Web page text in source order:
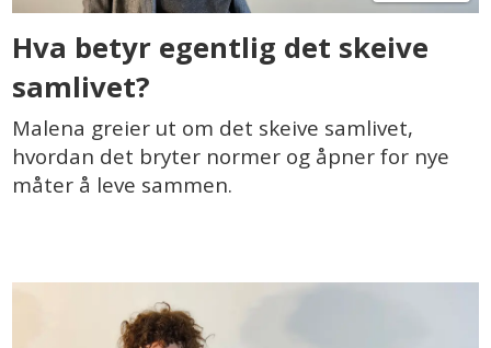
Hva betyr egentlig det skeive
samlivet?
Malena greier ut om det skeive samlivet,
hvordan det bryter normer og åpner for nye
måter å leve sammen.